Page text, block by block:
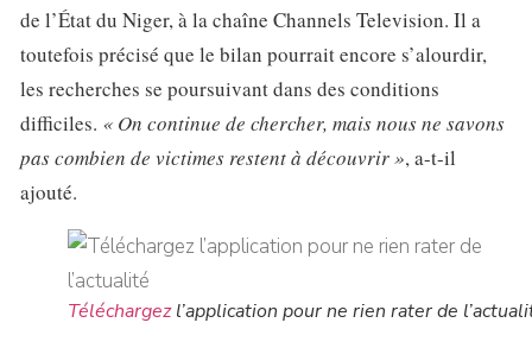
de l’État du Niger, à la chaîne Channels Television. Il a
toutefois précisé que le bilan pourrait encore s’alourdir,
les recherches se poursuivant dans des conditions
difficiles. « On continue de chercher, mais nous ne savons
pas combien de victimes restent à découvrir », a-t-il
ajouté.
Téléchargezl’application pour ne rien rater de